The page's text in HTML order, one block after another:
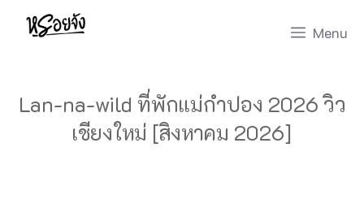
Skip
Menu
Lan-na-wild ที่พักแม่กำปอง 2026 วิว
เชียงใหม่ [สิงหาคม 2026]